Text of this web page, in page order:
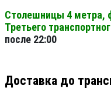
Столешницы 4 метра,
Третьего
после 22:00
Доставка до